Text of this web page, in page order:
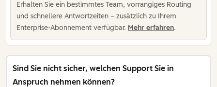
Sind Sie nicht sicher, welchen Support Sie in
Anspruch nehmen können?
Erhalten Sie ein bestimmtes Team, vorrangiges Routing
und schnellere Antwortzeiten – zusätzlich zu Ihrem
Enterprise-Abonnement verfügbar. Mehr erfahren.